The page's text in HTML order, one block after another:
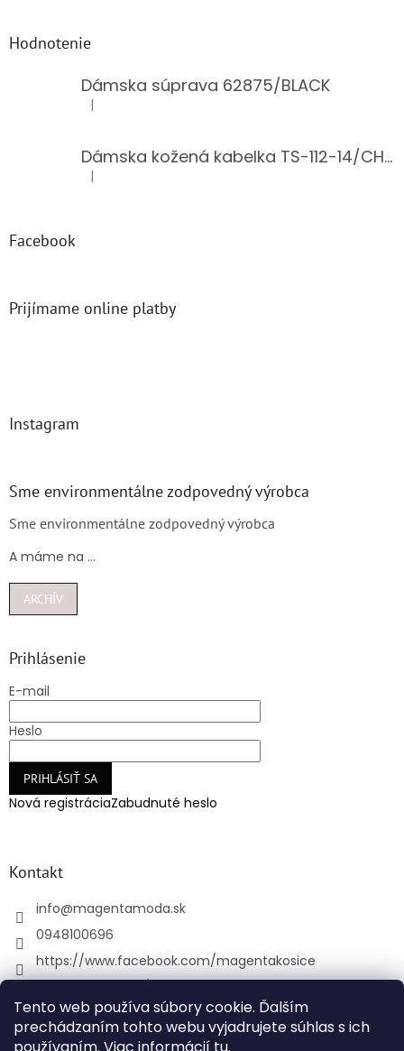
Tento web používa súbory cookie. Ďalším
prechádzaním tohto webu vyjadrujete súhlas s ich
Hodnotenie
Dámska súprava 62875/BLACK
Hodnotenie produktu je 5 z 5 hviezdičiek.
|
Dámska kožená kabelka TS-112-14/CHOCO
Hodnotenie produktu je 5 z 5 hviezdičiek.
|
Facebook
Prijímame online platby
Instagram
Sme environmentálne zodpovedný výrobca
Sme environmentálne zodpovedný výrobca
A máme na ...
ARCHÍV
Prihlásenie
E-mail
Heslo
PRIHLÁSIŤ SA
Nová registráciaZabudnuté heslo
Kontakt
info@magentamoda.sk
0948100696
https://www.facebook.com/magentakosice
+421948100696